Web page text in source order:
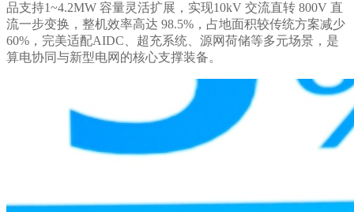
品支持1~4.2MW 容量灵活扩展，实现10kV 交流直转 800V 直
流一步变换，整机效率高达 98.5% ，占地面积较传统方案减少
60% ，完美适配AIDC 、超充系统、源网荷储等多元场景，是
算电协同与新型电网的核心支撑装备。